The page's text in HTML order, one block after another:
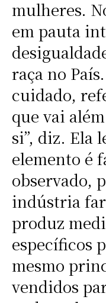
mulheres.
em pauta
raça no
cuidado,
que vai
si”, diz. Ela
elemento é
observado,
indústria
produz
específicos
mesmo
vendidos